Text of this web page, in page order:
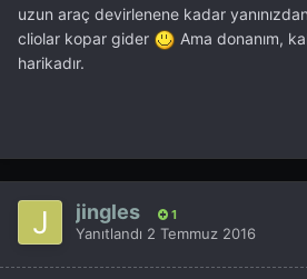
uzun araç devirlenene kadar
cliolar kopar gider
Ama donanım,
harikadır.
jingles 1
Yanıtlandı 2 Temmuz 2016